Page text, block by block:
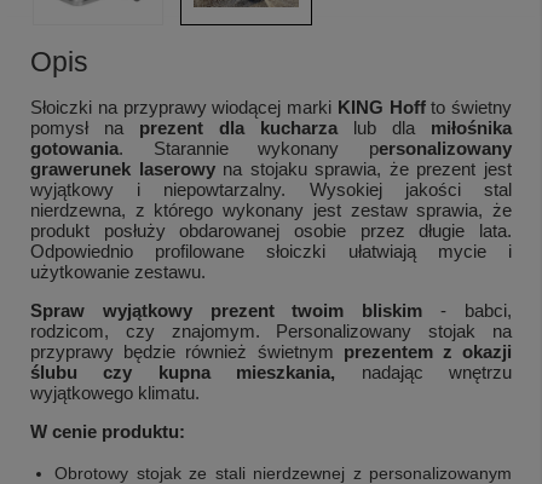
Opis
Słoiczki na przyprawy wiodącej marki KING Hoffto świetny
pomysł na prezent dla kucharza lub dla miłośnika
gotowania. Starannie wykonany personalizowany
grawerunek laserowyna stojaku sprawia, że prezent jest
wyjątkowy i niepowtarzalny. Wysokiej jakości stal
nierdzewna, z którego wykonany jest zestaw sprawia, że
produkt posłuży obdarowanej osobie przez długie lata.
Odpowiednio profilowane słoiczki ułatwiają mycie i
użytkowanie zestawu.
Spraw wyjątkowy prezent twoim bliskim - babci,
rodzicom, czy znajomym. Personalizowany stojak na
przyprawy będzie również świetnym prezentem z okazji
ślubu czy kupna mieszkania, nadając wnętrzu
wyjątkowego klimatu.
W cenie produktu:
Obrotowy stojak ze stali nierdzewnej z personalizowanym